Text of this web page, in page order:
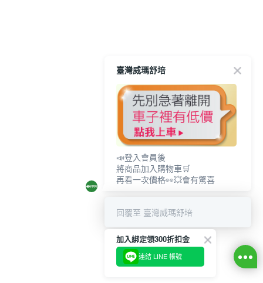
臺灣威瑪舒培
📣登入會員後
將商品加入購物車🛒
再看一次價格👀💥會有驚喜
回覆至 臺灣威瑪舒培
加入綁定領300折扣金
連結 LINE 帳號